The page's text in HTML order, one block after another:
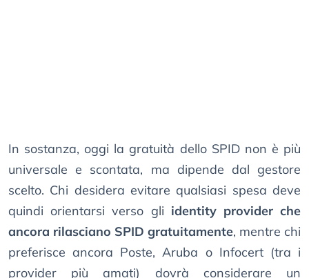
In sostanza, oggi la gratuità dello SPID non è più
universale e scontata, ma dipende dal gestore
scelto. Chi desidera evitare qualsiasi spesa deve
quindi orientarsi verso gli identity provider che
ancora rilasciano SPID gratuitamente, mentre chi
preferisce ancora Poste, Aruba o Infocert (tra i
provider più amati) dovrà considerare un